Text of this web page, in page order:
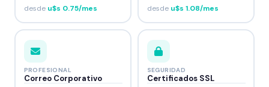
desde u$s 0.75/mes desde u$s 1.08/mes
PROFESIONAL
Correo Corporativo
SEGURIDAD
Certificados SSL